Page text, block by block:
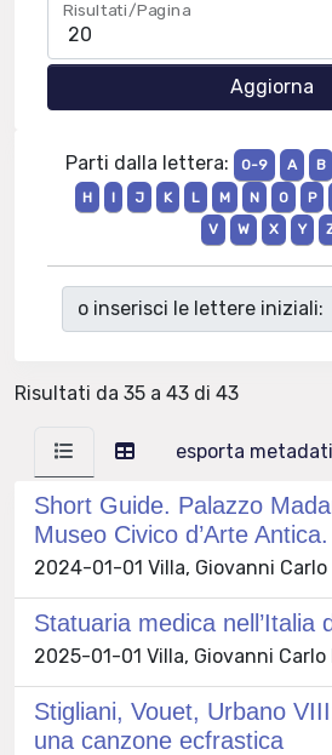
Risultati/Pagina
Parti dalla lettera: 0-9 A B
H
I J K L M N O P
V
W X Y
o inserisci le lettere iniziali:
Risultati da 35 a 43 di 43
esporta metadati
Short Guide. Palazzo
Museo Civico d’Arte Antica.
2024-01-01 Villa, Giovanni
Statuaria medica nell’Italia
2025-01-01 Villa, Giovanni Carlo
Stigliani, Vouet, Urbano
una canzone ecfrastica